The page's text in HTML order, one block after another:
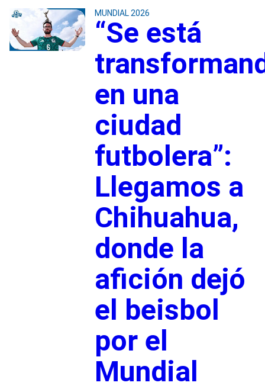
MUNDIAL 2026
“Se está
en una
ciudad
futbolera”:
Llegamos a
Chihuahua,
donde la
afición dejó
el beisbol
por el
Mundial